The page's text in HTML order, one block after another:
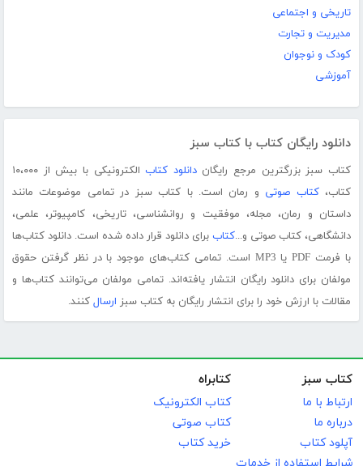
تاریخی و اجتماعی
مدیریت و تجارت
کودک و نوجوان
آموزشی
دانلود رایگان کتاب با کتاب سبز
کتاب سبز بزرگترین مرجع رایگاندانلود کتاب
الکترونیکی با بیش از ۱۰،۰۰۰
کتاب،کتاب صوتی و رمان است. با کتاب سبز در تمامی موضوعات مانند
داستان و رمان، مجله، موفقیت و روانشناسی، تاریخی، کامپیوتر، علمی،
دانشگاهی، کتاب صوتی و...کتاب برای دانلود قرار داده شده است. دانلود کتاب‌ها
با فرمت PDF یا MP3 است. تمامی کتاب‌های موجود با در نظر گرفتن حقوق
مولفان برای دانلود رایگان انتشار یافته‌اند. تمامی مولفان می‌توانند کتاب‌ها و
مقالات با ارزش خود را برای انتشار رایگان به کتاب سبز ارسال کنند.
کتاب سبز
ارتباط با ما
درباره ما
آپلود کتاب
شرایط استفاده از خدمات
کتابراه
کتاب الکترونیک
کتاب صوتی
خرید کتاب